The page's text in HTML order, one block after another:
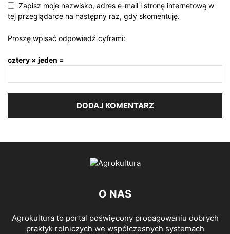
Zapisz moje nazwisko, adres e-mail i stronę internetową w
tej przeglądarce na następny raz, gdy skomentuję.
Proszę wpisać odpowiedź cyframi:
cztery × jeden =
O NAS
Agrokultura to portal poświęcony propagowaniu dobrych
praktyk rolniczych we współczesnych systemach